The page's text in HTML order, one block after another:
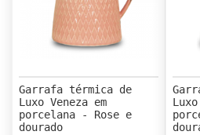
Garrafa térmica de
Luxo Veneza em
porcelana - Rose e
dourado